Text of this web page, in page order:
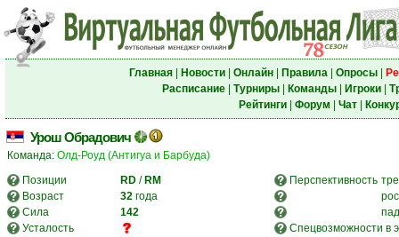
Главная| Новости| Онлайн| Правила| Опросы|
Расписание| Турниры| Команды| Игроки|
Рейтинги| Форум Чат|
Урош Обрадович
Команда: Олд-Роуд (Антигуа и Барбуда)
Позиции
RD / RM Перспективность
Возраст
32 года
Сила
142
Усталость
Спецвозможности в